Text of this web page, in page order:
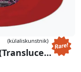
(külaliskunstnik)
OST "Queen Of The Damned" (Translucent Blood-Red Vinyl) (Start Your Ear Off Right 2026)